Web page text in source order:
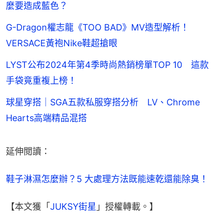
麼要造成藍色？
G-Dragon權志龍《TOO BAD》MV造型解析！
VERSACE黃袍Nike鞋超搶眼
LYST公布2024年第4季時尚熱銷榜單TOP 10 這款
手袋竟重複上榜！
球星穿搭｜SGA五款私服穿搭分析 LV、Chrome
Hearts高端精品混搭
延伸閲讀：
鞋子淋濕怎麼辦？5 大處理方法既能速乾還能除臭！
【本文獲「 JUKSY街星 」授權轉載。】